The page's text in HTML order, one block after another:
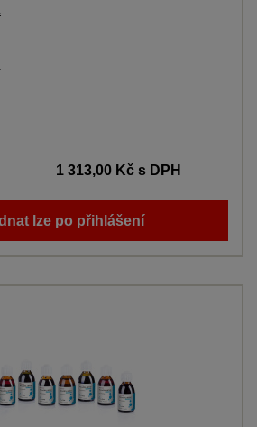
1 313,00 Kčs DPH
lze po přihlášení